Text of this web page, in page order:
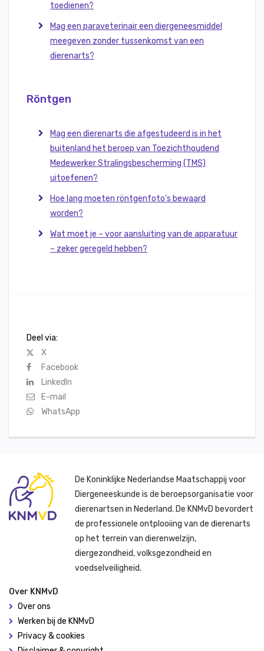
toedienen?
Mag een paraveterinair een diergeneesmiddel
meegeven zonder tussenkomst van een
dierenarts?
Röntgen
Mag een dierenarts die afgestudeerd is in het
buitenland het beroep van Toezichthoudend
Medewerker Stralingsbescherming (TMS)
uitoefenen?
Hoe lang moeten röntgenfoto’s bewaard
worden?
Wat moet je – voor aansluiting van de apparatuur
– zeker geregeld hebben?
Deel via:
X
Facebook
LinkedIn
E-mail
WhatsApp
De Koninklijke Nederlandse Maatschappij voor
Diergeneeskunde is de beroepsorganisatie voor
dierenartsen in Nederland. De KNMvD bevordert
de professionele ontplooiing van de dierenarts
op het terrein van dierenwelzijn,
diergezondheid, volksgezondheid en
voedselveiligheid.
Over KNMvD
Over ons
Werken bij de KNMvD
Privacy & cookies